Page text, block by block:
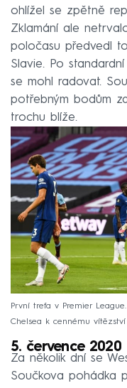
ohlížel se zpětně
Zklamání ale
poločasu předvedl
Slavie. Po
se mohl radovat.
potřebným bodům
trochu blíže.
První trefa v Premier
Chelsea k cennému vítězství
5. července 2020
Za několik dní se
Součkova pohádka